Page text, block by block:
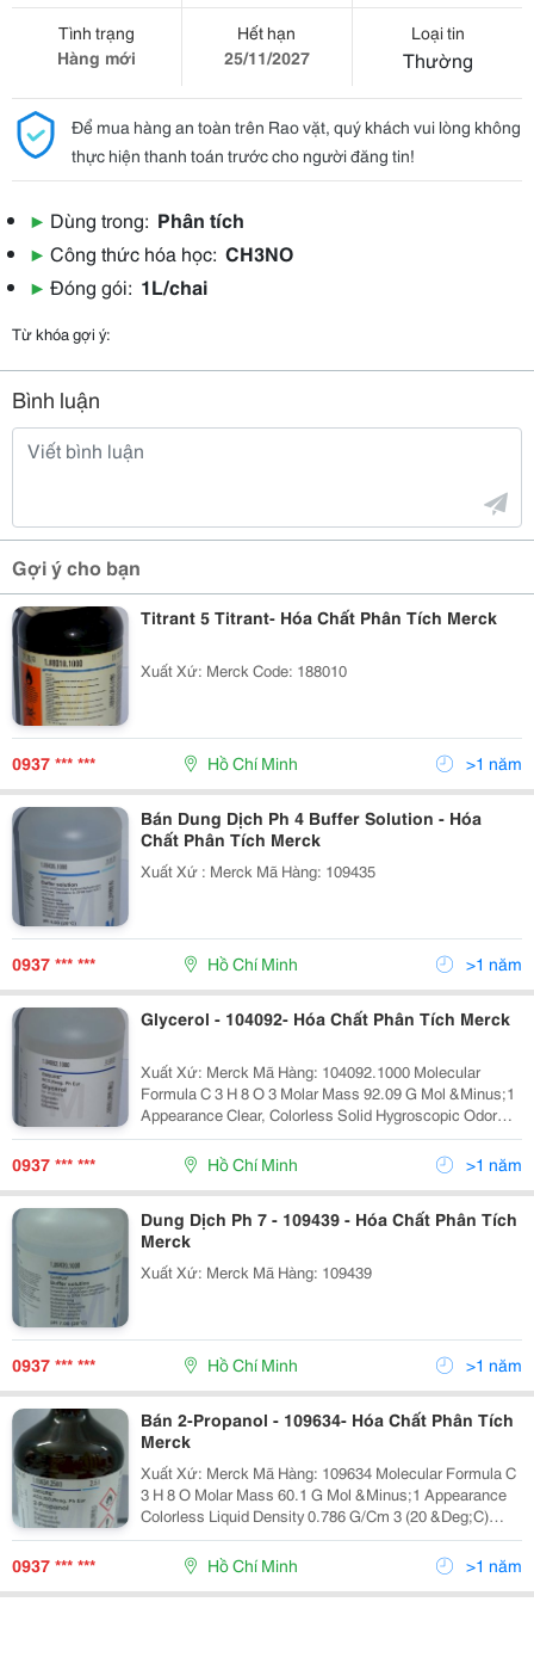
Tình trạng
Hàng mới
Hết hạn
25/11/2027
Loại tin
Thường
Để mua hàng an toàn trên Rao vặt, quý khách vui lòng không
thực hiện thanh toán trước cho người đăng tin!
▶ Dùng trong: Phân tích
▶ Công thức hóa học: CH3NO
▶ Đóng gói: 1L/chai
Từ khóa gợi ý:
Bình luận
Gợi ý cho bạn
Titrant 5 Titrant- Hóa Chất Phân Tích Merck
Xuất Xứ: Merck Code: 188010
0937 *** *** Hồ Chí Minh >1 năm
Bán Dung Dịch Ph 4 Buffer Solution - Hóa
Chất Phân Tích Merck
Xuất Xứ : Merck Mã Hàng: 109435
0937 *** *** Hồ Chí Minh >1 năm
Glycerol - 104092- Hóa Chất Phân Tích Merck
Xuất Xứ: Merck Mã Hàng: 104092.1000 Molecular
Formula C 3 H 8 O 3 Molar Mass 92.09 G Mol &Minus;1
Appearance Clear, Colorless Solid Hygroscopic Odor
Odorless Density 1.261 G/Cm 3 Mel
0937 *** *** Hồ Chí Minh >1 năm
Dung Dịch Ph 7 - 109439 - Hóa Chất Phân Tích
Merck
Xuất Xứ: Merck Mã Hàng: 109439
0937 *** *** Hồ Chí Minh >1 năm
Bán 2-Propanol - 109634- Hóa Chất Phân Tích
Merck
Xuất Xứ: Merck Mã Hàng: 109634 Molecular Formula C
3 H 8 O Molar Mass 60.1 G Mol &Minus;1 Appearance
Colorless Liquid Density 0.786 G/Cm 3 (20 &Deg;C)
Melting Point &Minus;89 &Deg;C, 184 K, -1
0937 *** *** Hồ Chí Minh >1 năm